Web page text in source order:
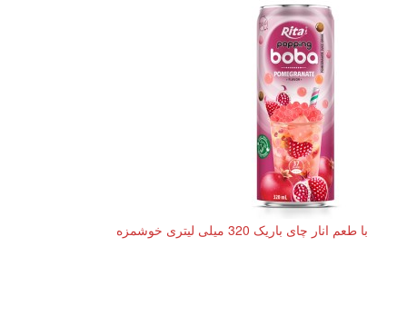
با طعم انار چای باریک 320 میلی لیتری خوشمزه